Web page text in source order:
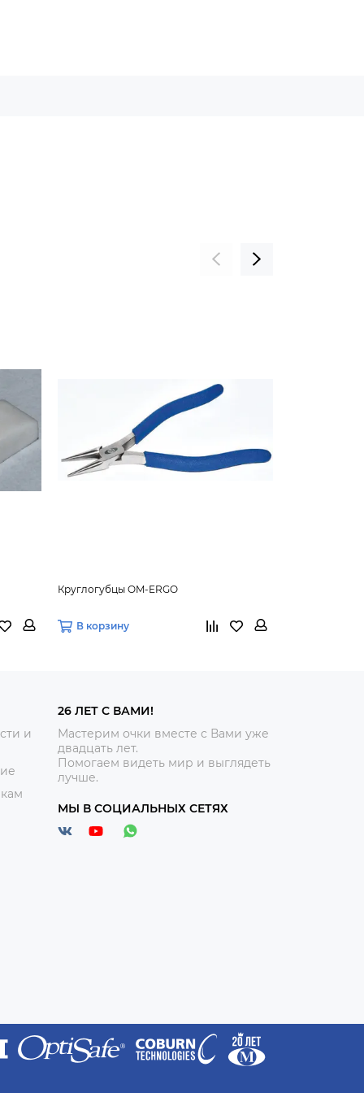
Круглогубцы OM-ERGO
В корзину
и
26 ЛЕТ С ВАМИ!
Мастерим очки вместе с Вами уже
двадцать лет.
Помогаем видеть мир и выглядеть
лучше.
МЫ В СОЦИАЛЬНЫХ СЕТЯХ